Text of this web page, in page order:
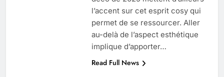
Liste complète des marques
rezoactif.com à connaître en 2025
l’accent sur cet esprit cosy qui
permet de se ressourcer. Aller
au-delà de l’aspect esthétique
implique d’apporter…
Read Full News